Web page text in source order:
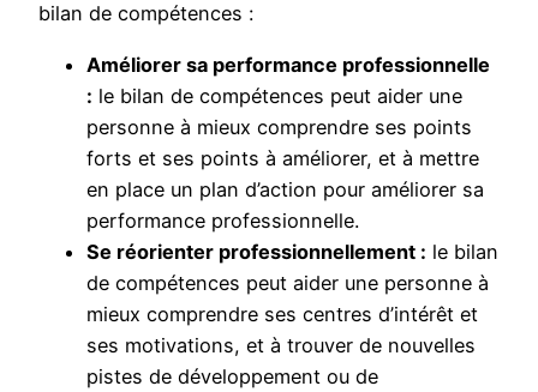
bilan de compétences :
Améliorer sa performance professionnelle
: le bilan de compétences peut aider une
personne à mieux comprendre ses points
forts et ses points à améliorer, et à mettre
en place un plan d’action pour améliorer sa
performance professionnelle.
Se réorienter professionnellement : le bilan
de compétences peut aider une personne à
mieux comprendre ses centres d’intérêt et
ses motivations, et à trouver de nouvelles
pistes de développement ou de